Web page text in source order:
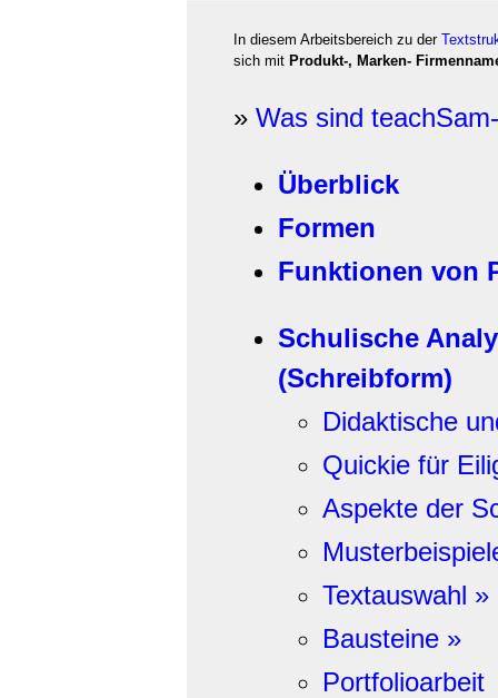
In diesem Arbeitsbereich zu der
sich mit Produkt-, Marken-
» Was sind
Überblick
Formen
Funktionen von
Schulische
(Schreibform)
Didaktische
Quickie für
Aspekte der
Textauswahl »
Bausteine »
Portfolioarbeit